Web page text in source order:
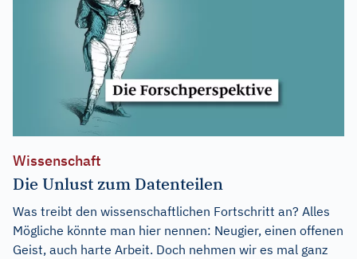
Wissenschaft
Die Unlust zum Datenteilen
Was treibt den wissenschaftlichen Fortschritt an? Alles
Mögliche könnte man hier nennen: Neugier, einen offenen
Geist, auch harte Arbeit. Doch nehmen wir es mal ganz